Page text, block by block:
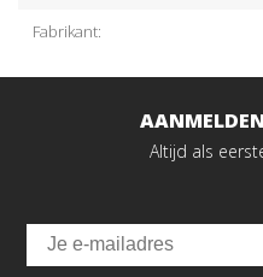
Fabrikant:
Altijd als
Email